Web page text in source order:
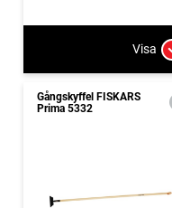
Visa
Gångskyffel FISKARS
Prima 5332